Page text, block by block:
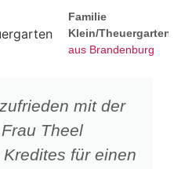
mit der
Theel
für einen
Familie
Klein/Theuergarten
aus Brandenburg